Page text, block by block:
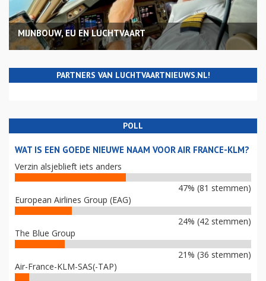
MIJNBOUW, EU EN LUCHTVAART
PARTNERS VAN LUCHTVAARTNIEUWS.NL!
POLL
WAT IS EEN GOEDE NIEUWE NAAM VOOR AIR FRANCE-KLM?
Verzin alsjeblieft iets anders
47% (81 stemmen)
European Airlines Group (EAG)
24% (42 stemmen)
The Blue Group
21% (36 stemmen)
Air-France-KLM-SAS(-TAP)